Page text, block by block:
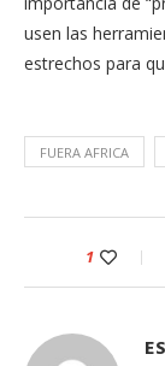
usen las
estrechos para
FUERA AFRICA
1